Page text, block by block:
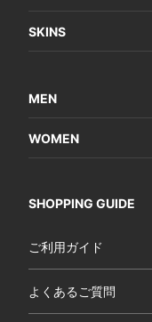
SKINS
MEN
WOMEN
SHOPPING GUIDE
ご利用ガイド
よくあるご質問